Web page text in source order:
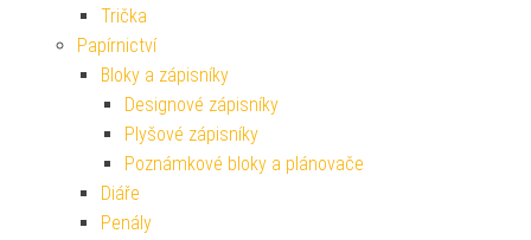
Trička
Papírnictví
Bloky a zápisníky
Designové zápisníky
Plyšové zápisníky
Poznámkové bloky a plánovače
Diáře
Penály